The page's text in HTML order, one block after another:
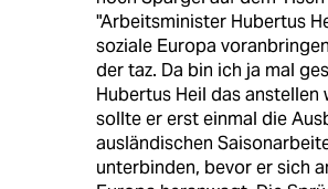
"Arbeitsminister Hubertus
soziale Europa
der taz. Da bin ich ja mal
Hubertus Heil das anstellen
sollte er erst einmal die
ausländischen
unterbinden, bevor er sich